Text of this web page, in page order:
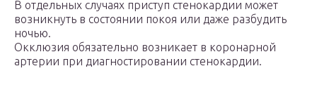
В отдельных случаях приступ стенокардии может
возникнуть в состоянии покоя или даже разбудить
ночью.
Окклюзия обязательно возникает в коронарной
артерии при диагностировании стенокардии.